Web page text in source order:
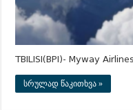
TBILISI(BPI)- Myway
სრულად წაკითხვა »